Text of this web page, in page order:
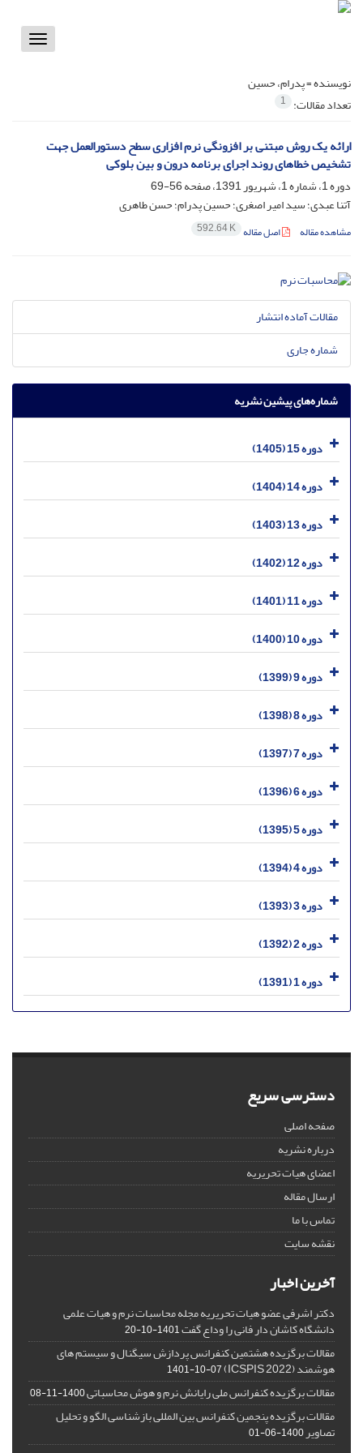
Toggle
نویسنده =پدرام، حسین
تعداد مقالات: 1
ارائه یک روش مبتنی بر افزونگی نرم­ افزاری سطح دستورالعمل جهت
تشخیص خطاهای روند اجرای برنامه درون و بین بلوکی
دوره 1، شماره 1، شهریور 1391، صفحه
56-69
آتنا عبدی؛ سید امیر اصغری؛ حسین پدرام؛ حسن طاهری
مشاهده مقاله اصل مقاله 592.64 K
مقالات آماده انتشار
شماره جاری
شماره‌های پیشین نشریه
دوره 15 (1405)
دوره 14 (1404)
دوره 13 (1403)
دوره 12 (1402)
دوره 11 (1401)
دوره 10 (1400)
دوره 9 (1399)
دوره 8 (1398)
دوره 7 (1397)
دوره 6 (1396)
دوره 5 (1395)
دوره 4 (1394)
دوره 3 (1393)
دوره 2 (1392)
دوره 1 (1391)
دسترسی سریع
صفحه اصلی
درباره نشریه
اعضای هیات تحریریه
ارسال مقاله
تماس با ما
نقشه سایت
آخرین اخبار
دکتر اشرفی عضو هیات تحریریه مجله محاسبات نرم و هیات علمی
دانشگاه کاشان دار فانی را وداع گفت1401-10-20
مقالات برگزیده هشتمین کنفرانس پردازش سیگنال و سیستم های
هوشمند (ICSPIS 2022) 1401-10-07
مقالات برگزیده کنفرانس ملی رایانش نرم و هوش محاسباتی1400-11-08
مقالات برگزیده پنجمین کنفرانس بین المللی بازشناسی الگو و تحلیل
تصاویر1400-06-01